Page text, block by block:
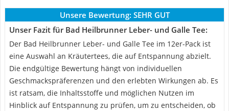
Unsere Bewertung: SEHR GUT
Unser Fazit für Bad Heilbrunner Leber- und Galle Tee:
Der Bad Heilbrunner Leber- und Galle Tee im 12er-Pack ist
eine Auswahl an Kräutertees, die auf Entspannung abzielt.
Die endgültige Bewertung hängt von individuellen
Geschmackspräferenzen und den erlebten Wirkungen ab. Es
ist ratsam, die Inhaltsstoffe und möglichen Nutzen im
Hinblick auf Entspannung zu prüfen, um zu entscheiden, ob